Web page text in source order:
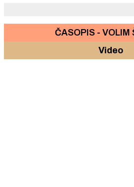
ČASOPIS - VOLIM
Video